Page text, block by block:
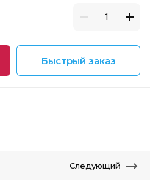
Быстрый заказ
Следующий